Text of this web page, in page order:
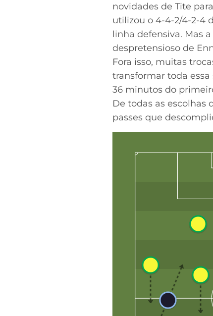
novidades de Tite
utilizou o 4-4-2/4-2-4
linha defensiva. Mas
despretensioso de
Fora isso, muitas
transformar toda
36 minutos do
De todas as escolhas
passes que